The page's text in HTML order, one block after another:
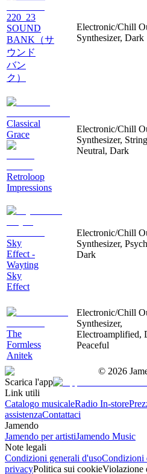
220_23
SOUND
BANK（サ
ウンド
バン
ク）
Electronic/Chill
Synthesizer, Dark
Classical
Grace
Retroloop
Impressions
Electronic/Chill
Synthesizer,
Neutral, Dark
Sky
Effect -
Wayting
Sky
Effect
Electronic/Chill
Synthesizer,
Dark
The
Formless
Anitek
Electronic/Chill
Synthesizer,
Electroamplified,
Peaceful
© 2026
Scarica l'app
Link utili
Catalogo musicaleRadio In-store
assistenzaContattaci
Jamendo
Jamendo per artistiJamendo Music
Note legali
Condizioni generali d'usoCondizioni
privacyPolitica sui cookieViolazione